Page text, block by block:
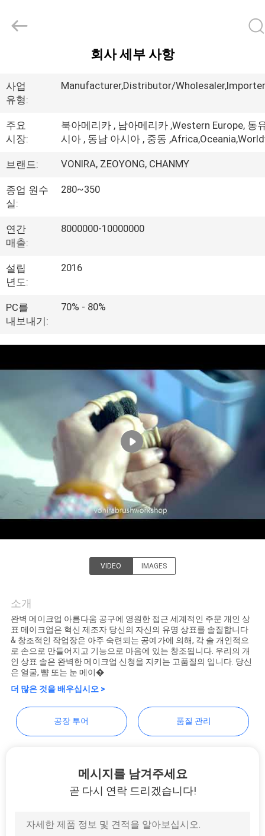
제
품
우
리
대
하
여
공
행
품
관
리
트
맵
PRIVACY
POLICY
2017
Ltd.
Rights
회사 세부 사항
사업
유형:
Manufacturer,Distributor/
주요
시장:
북아메리카 , 남아메리카 ,Western Europe, 동
시아 , 동남 아시아 , 중동
브랜드: VONIRA, ZEOYONG, CHANMY
종업 원수
실:
280~350
연간
매출:
8000000-10000000
설립
년도:
2016
PC를
내보내기:
70% - 80%
VIDEO IMAGES
소개
완벽 메이크업 아름다움 공구에 영원한 접근 세계적인 주문 개인 상
표 메이크업은 혁신 제조자 당신의 자신의 유명 상표를 솔질합니다
& 창조적인 작업장은 아주 숙련되는 공예가에 의해, 각 솔 개인적으
로 손으로 만들어지고 기능으로 마음에 있는 창조됩니다. 우리의 개
인 상표 솔은 완벽한 메이크업 신청을 지키는 고품질의 입니다. 당신
은 얼굴, 뺨 또는 눈 메이�
더 많은 것을 배우십시오 >
공장 투어 품질 관리
메시지를 남겨주세요
곧 다시 연락 드리겠습니다!